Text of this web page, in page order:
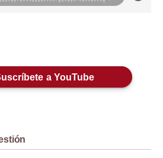
a YouTube